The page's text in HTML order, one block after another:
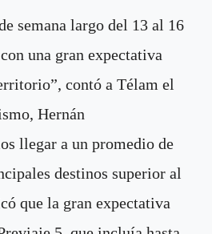
semana largo del 13 al 16
una gran expectativa
contó a Télam el
Hernán
llegar a un promedio de
destinos superior al
que la gran expectativa